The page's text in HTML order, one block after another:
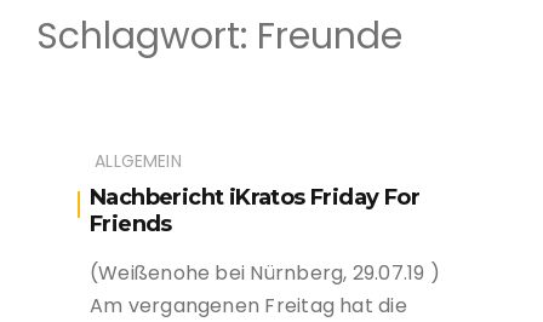
Schlagwort: Freunde
ALLGEMEIN
Nachbericht iKratos Friday For
Friends
(Weißenohe bei Nürnberg, 29.07.19 )
Am vergangenen Freitag hat die